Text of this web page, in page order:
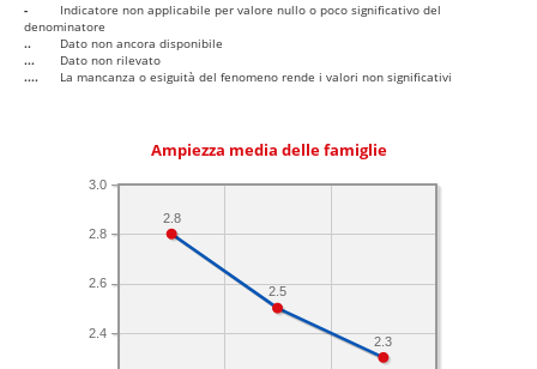
-
Indicatore non applicabile per valore nullo o poco significativo del
denominatore
..
Dato non ancora disponibile
...
Dato non rilevato
....
La mancanza o esiguità del fenomeno rende i valori non significativi
Ampiezza media delle famiglie
2.4
2.6
2.8
3.0
2.3
2.5
2.8